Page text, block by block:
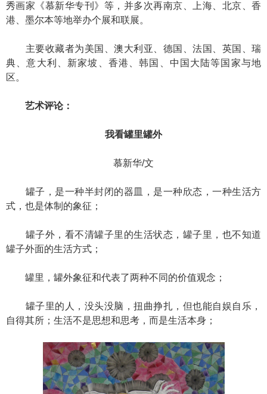
秀画家《慕新华专刊》等，并多次再南京、上海、北京、香
港、墨尔本等地举办个展和联展。
主要收藏者为美国、澳大利亚、德国、法国、英国、瑞
典、意大利、新家坡、香港、韩国、中国大陆等国家与地
区。
艺术评论：
我看罐里罐外
慕新华/文
罐子，是一种半封闭的器皿，是一种欣态，一种生活方
式，也是体制的象征；
罐子外，看不清罐子里的生活状态，罐子里，也不知道
罐子外面的生活方式；
罐里，罐外象征和代表了两种不同的价值观念；
罐子里的人，没头没脑，扭曲挣扎，但也能自娱自乐，
自得其所；生活不是思想和思考，而是生活本身；